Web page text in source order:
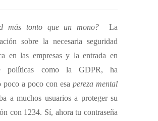
más tonto que un mono?
La
sobre la necesaria seguridad
en las empresas y la entrada en
políticas como la GDPR, ha
poco a poco con esa pereza mental
a muchos usuarios a proteger su
con 1234. Sí, ahora tu contraseña